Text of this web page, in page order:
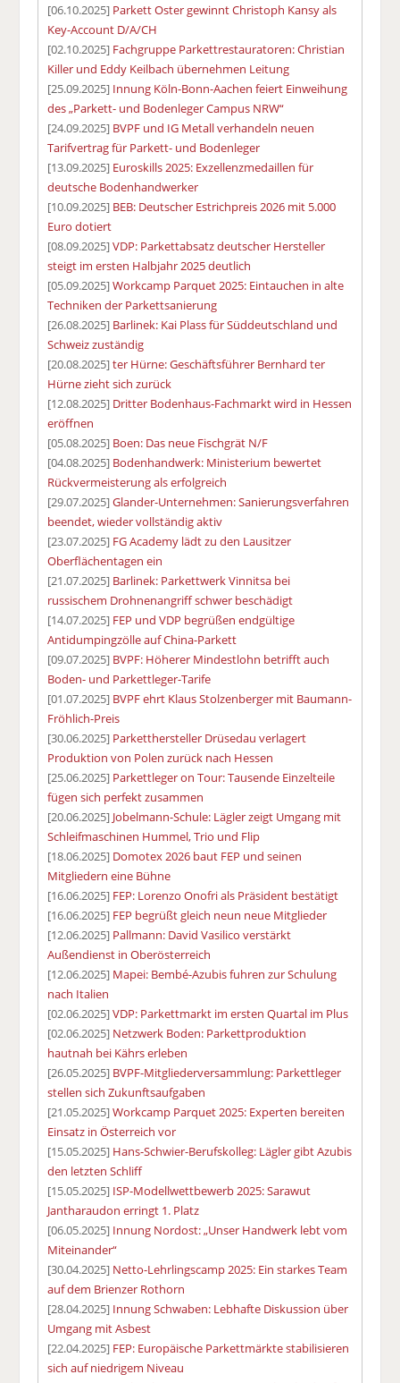
[06.10.2025] Parkett Oster gewinnt Christoph Kansy als
Key-Account D/A/CH
[02.10.2025] Fachgruppe Parkettrestauratoren: Christian
Killer und Eddy Keilbach übernehmen Leitung
[25.09.2025] Innung Köln-Bonn-Aachen feiert Einweihung
des „Parkett- und Bodenleger Campus NRW“
[24.09.2025] BVPF und IG Metall verhandeln neuen
Tarifvertrag für Parkett- und Bodenleger
[13.09.2025] Euroskills 2025: Exzellenzmedaillen für
deutsche Bodenhandwerker
[10.09.2025] BEB: Deutscher Estrichpreis 2026 mit 5.000
Euro dotiert
[08.09.2025]VDP: Parkettabsatz deutscher Hersteller
steigt im ersten Halbjahr 2025 deutlich
[05.09.2025]Workcamp Parquet 2025: Eintauchen in alte
Techniken der Parkettsanierung
[26.08.2025] Barlinek: Kai Plass für Süddeutschland und
Schweiz zuständig
[20.08.2025]ter Hürne: Geschäftsführer Bernhard ter
Hürne zieht sich zurück
[12.08.2025] Dritter Bodenhaus-Fachmarkt wird in Hessen
eröffnen
[05.08.2025] Boen: Das neue Fischgrät N/F
[04.08.2025] Bodenhandwerk: Ministerium bewertet
Rückvermeisterung als erfolgreich
[29.07.2025]Glander-Unternehmen: Sanierungsverfahren
beendet, wieder vollständig aktiv
[23.07.2025] FG Academy lädt zu den Lausitzer
Oberflächentagen ein
[21.07.2025] Barlinek: Parkettwerk Vinnitsa bei
russischem Drohnenangriff schwer beschädigt
[14.07.2025] FEP und VDP begrüßen endgültige
Antidumpingzölle auf China-Parkett
[09.07.2025] BVPF: Höherer Mindestlohn betrifft auch
Boden- und Parkettleger-Tarife
[01.07.2025] BVPF ehrt Klaus Stolzenberger mit Baumann-
Fröhlich-Preis
[30.06.2025] Parketthersteller Drüsedau verlagert
Produktion von Polen zurück nach Hessen
[25.06.2025] Parkettleger on Tour: Tausende Einzelteile
fügen sich perfekt zusammen
[20.06.2025] Jobelmann-Schule: Lägler zeigt Umgang mit
Schleifmaschinen Hummel, Trio und Flip
[18.06.2025] Domotex 2026 baut FEP und seinen
Mitgliedern eine Bühne
[16.06.2025] FEP: Lorenzo Onofri als Präsident bestätigt
[16.06.2025] FEP begrüßt gleich neun neue Mitglieder
[12.06.2025] Pallmann: David Vasilico verstärkt
Außendienst in Oberösterreich
[12.06.2025] Mapei: Bembé-Azubis fuhren zur Schulung
nach Italien
[02.06.2025]VDP: Parkettmarkt im ersten Quartal im Plus
[02.06.2025] Netzwerk Boden: Parkettproduktion
hautnah bei Kährs erleben
[26.05.2025] BVPF-Mitgliederversammlung: Parkettleger
stellen sich Zukunftsaufgaben
[21.05.2025]Workcamp Parquet 2025: Experten bereiten
Einsatz in Österreich vor
[15.05.2025] Hans-Schwier-Berufskolleg: Lägler gibt Azubis
den letzten Schliff
[15.05.2025] ISP-Modellwettbewerb 2025: Sarawut
Jantharaudon erringt 1. Platz
[06.05.2025] Innung Nordost: „Unser Handwerk lebt vom
Miteinander“
[30.04.2025] Netto-Lehrlingscamp 2025: Ein starkes Team
auf dem Brienzer Rothorn
[28.04.2025] Innung Schwaben: Lebhafte Diskussion über
Umgang mit Asbest
[22.04.2025] FEP: Europäische Parkettmärkte stabilisieren
sich auf niedrigem Niveau